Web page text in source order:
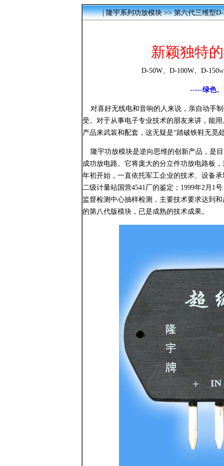
|隆宇系列功放模块>> 第六代三维型
新颖独特
D-50W、D-100W、D-
-----绿色
对喜好无线电和音响的人来说，亲自动手
受。对于从事电子专业技术的朋友来讲，能
产品来武装和配套，这无疑是“踏破铁鞋无觅
隆宇功放模块是逆向思维的创新产品，是
成功放电路。它将庞大的分立件功放电路板
年初开始，一直依托军工企业的技术、设备
二级计量站国营4541厂的鉴定；1999年2月1
监督检测中心抽样检测，主要技术要求达到
的第八代版模块，已是成熟的技术成果。